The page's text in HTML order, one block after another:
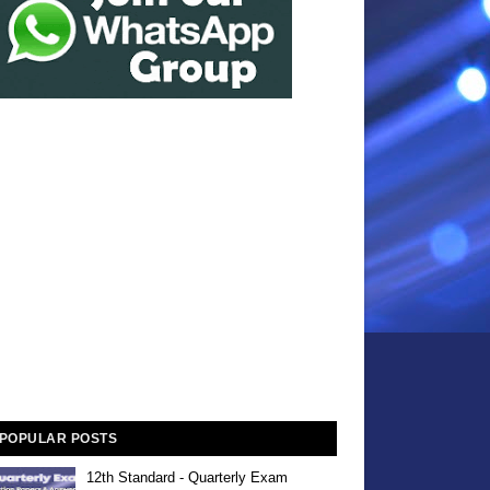
POPULAR POSTS
12th Standard - Quarterly Exam